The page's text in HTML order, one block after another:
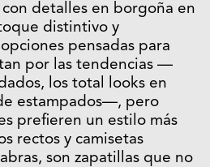
detalles en borgoña en
distintivo y
pensadas para
por las tendencias —
los total looks en
estampados—, pero
prefieren un estilo más
rectos y camisetas
son zapatillas que no